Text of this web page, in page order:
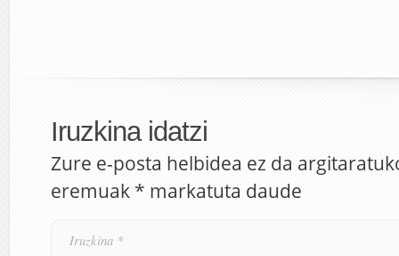
Iruzkina idatzi
Zure e-posta helbidea ez da
eremuak * markatuta daude